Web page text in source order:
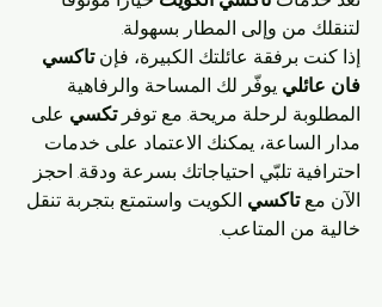
لتنقلك من وإلى المطار بسهولة.
إذا كنت برفقة عائلتك الكبيرة، فإن تاكسي
فان عائلي يوفّر لك المساحة والرفاهية
المطلوبة لرحلة مريحة. مع توفر تكسي على
مدار الساعة، يمكنك الاعتماد على خدمات
احترافية تلبّي احتياجاتك بسرعة ودقة. احجز
الآن مع تاكسي الكويت واستمتع بتجربة تنقل
خالية من المتاعب.